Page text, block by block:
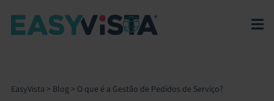
EasyVista > Blog> O que é a Gestão de Pedidos de Serviço?